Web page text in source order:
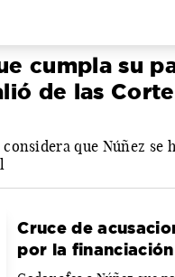
cumpla su
de las
que Núñez se
Cruce de
por la